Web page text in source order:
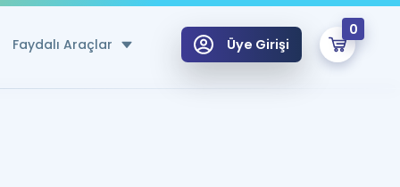
Faydalı Araçlar Üye Girişi
0